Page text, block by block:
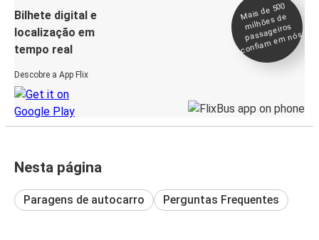
Bilhete digital e
localização em
tempo real
Descobre a App Flix
Mais de 500
milhões de
passageiros
confia
m e
m nós
Nesta página
Paragens de autocarro Perguntas Frequentes